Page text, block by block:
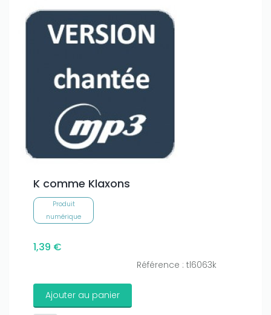
K comme Klaxons
Produit
numérique
1,39 €
Référence : tl6063k
Ajouter au panier
Only play atJoo casino
if you really want to win a huge
amount on your credits!